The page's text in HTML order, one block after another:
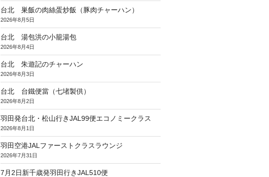
台北 巣飯の肉絲蛋炒飯（豚肉チャーハン）
2026年8月5日
台北 湯包洪の小籠湯包
2026年8月4日
台北 朱遊記のチャーハン
2026年8月3日
台北 台鐵便當（七堵製供）
2026年8月2日
羽田発台北・松山行きJAL99便エコノミークラス
2026年8月1日
羽田空港JALファーストクラスラウンジ
2026年7月31日
7月2日新千歳発羽田行きJAL510便